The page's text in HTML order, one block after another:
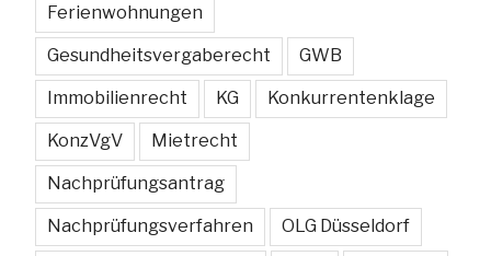
Ferienwohnungen
Gesundheitsvergaberecht GWB
Immobilienrecht KG Konkurrentenklage
KonzVgV Mietrecht
Nachprüfungsantrag
Nachprüfungsverfahren OLG Düsseldorf